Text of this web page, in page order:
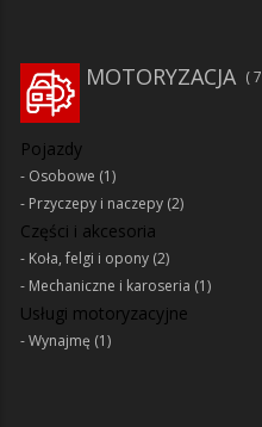
MOTORYZACJA 7
Pojazdy
Osobowe (1)
Przyczepy i naczepy (2)
Części i akcesoria
Koła, felgi i opony (2)
Mechaniczne i karoseria (1)
Usługi motoryzacyjne
Wynajmę (1)